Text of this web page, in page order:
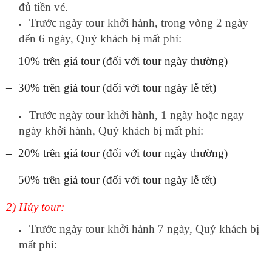
đủ tiền vé.
Trước ngày tour khởi hành, trong vòng 2 ngày
đến 6 ngày, Quý khách bị mất phí:
– 10% trên giá tour (đối với tour ngày thường)
– 30% trên giá tour (đối với tour ngày lễ tết)
Trước ngày tour khởi hành, 1 ngày hoặc ngay
ngày khởi hành, Quý khách bị mất phí:
– 20% trên giá tour (đối với tour ngày thường)
– 50% trên giá tour (đối với tour ngày lễ tết)
2) Hủy tour:
Trước ngày tour khởi hành 7 ngày, Quý khách bị
mất phí: